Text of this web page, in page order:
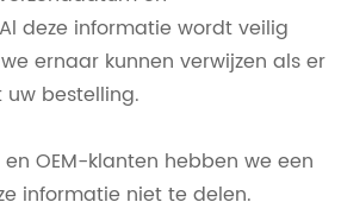
deze informatie wordt veilig
ernaar kunnen verwijzen als er
bestelling.
OEM-klanten hebben we een
informatie niet te delen.